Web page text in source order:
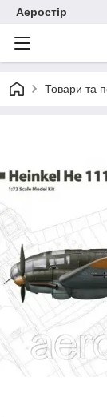
Аеростір
Товари та